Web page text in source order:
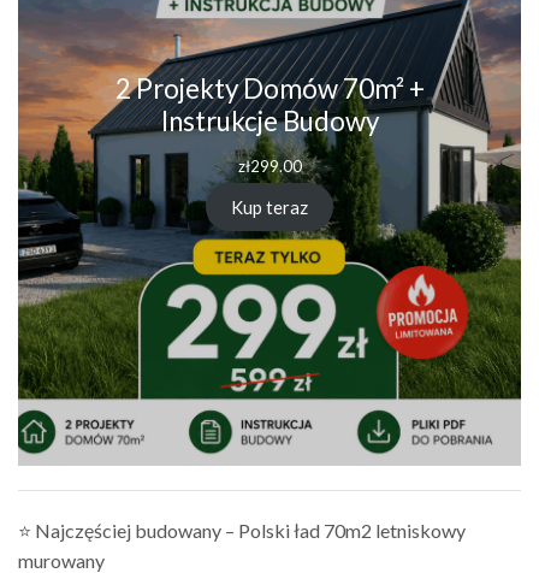
2 Projekty Domów 70m² +
Instrukcje Budowy
zł299.00
Kup teraz
⭐ Najczęściej budowany – Polski ład 70m2 letniskowy
murowany